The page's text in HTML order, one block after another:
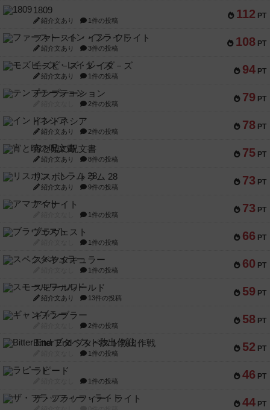
112 PT
1809
紹介文あり 1件の投稿
108 PT
ファースト・イン・フライト
紹介文あり 3件の投稿
94 PT
モズビ－ズ・レイダ－ズ
紹介文あり 1件の投稿
79 PT
テンプテーション
2件の投稿
78 PT
インドネシア
紹介文あり 2件の投稿
75 PT
宵と暁の呪文書
紹介文あり 8件の投稿
73 PT
リスボン・トラム 28
紹介文あり 9件の投稿
73 PT
アマナイト
1件の投稿
66 PT
ブラヴェスト
1件の投稿
60 PT
スペクタキュラー
1件の投稿
59 PT
スモールワールド
紹介文あり 13件の投稿
58 PT
ギャンブラー
2件の投稿
52 PT
Bitter End ブタペスト救出作戦
1件の投稿
46 PT
ラピード
1件の投稿
44 PT
ザ・フラッフィー・ライト